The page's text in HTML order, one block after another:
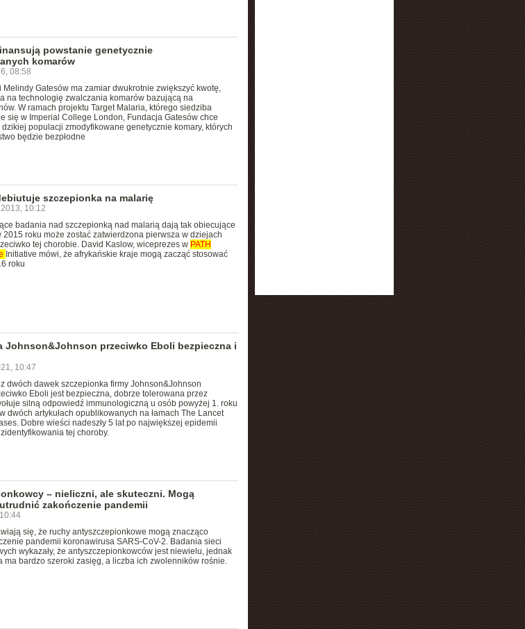
powstanie genetycznie
komarów
08:58
Melindy Gatesów ma zamiar dwukrotnie zwiększyć kwotę,
na technologię zwalczania komarów bazującą na
W ramach projektu Target Malaria, którego siedziba
się w Imperial College London, Fundacja Gatesów chce
populacji zmodyfikowane genetycznie komary, których
będzie bezpłodne
szczepionka na malarię
10:12
badania nad szczepionką nad malarią dają tak obiecujące
2015 roku może zostać zatwierdzona pierwsza w dziejach
tej chorobie. David Kaslow, wiceprezes w PATH
Initiative mówi, że afrykańskie kraje mogą zacząć stosować
roku
Johnson&Johnson przeciwko Eboli bezpieczna i
10:47
dwóch dawek szczepionka firmy Johnson&Johnson
Eboli jest bezpieczna, dobrze tolerowana przez
silną odpowiedź immunologiczną u osób powyżej 1. roku
dwóch artykułach opublikowanych na łamach The Lancet
Dobre wieści nadeszły 5 lat po największej epidemii
tej choroby.
– nieliczni, ale skuteczni. Mogą
zakończenie pandemii
się, że ruchy antyszczepionkowe mogą znacząco
pandemii koronawirusa SARS-CoV-2. Badania sieci
wykazały, że antyszczepionkowców jest niewielu, jednak
ma bardzo szeroki zasięg, a liczba ich zwolenników rośnie.